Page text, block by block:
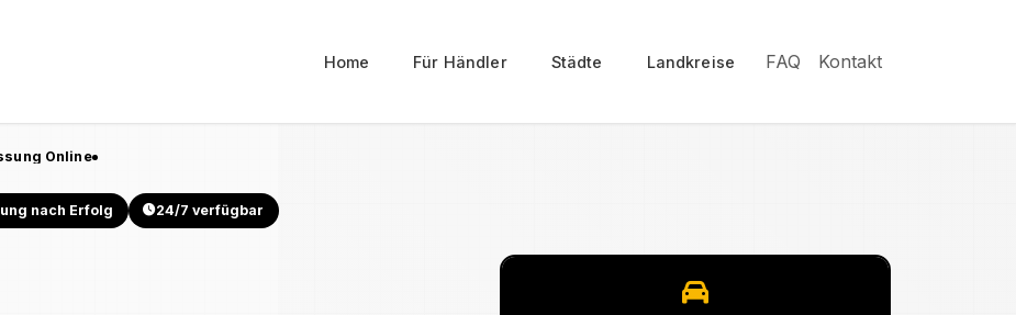
Home Für Händler Städte Landkreise FAQ Kontakt
Online
nach Erfolg 24/7 verfügbar